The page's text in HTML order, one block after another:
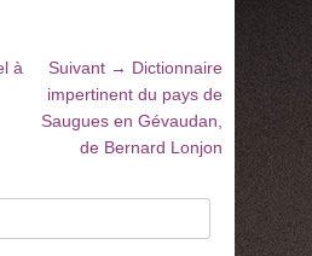
à
Suivant → Article
suivant
:
Dictionnaire
impertinent du pays de
Saugues en Gévaudan,
de Bernard Lonjon